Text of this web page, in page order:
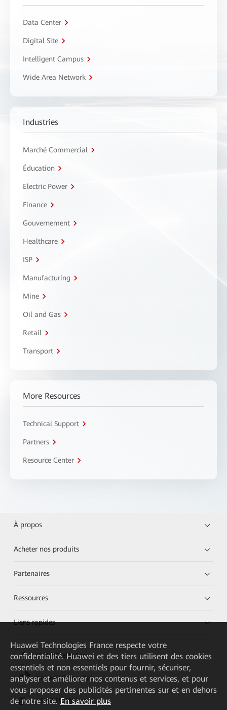
Data Center
Digital Site
Intelligent Campus
Wide Area Network
Industries
Marché Commercial
Éducation
Electric Power
Finance
Gouvernement
Healthcare
ISP
Manufacturing
Mine
Oil and Gas
Retail
Transport
More Resources
Technical Support
Partners
Resource Center
À propos
Acheter nos produits
Partenaires
Ressources
Liens rapides
HUAWEI eKit App
Huawei HiKnow App
HUAWEI eFly App
Huawei Technologies France respecte votre
confidentialité. Huawei et des tiers utilisent des cookies
essentiels et non essentiels pour fournir, sécuriser,
analyser et améliorer nos contenus et services, et pour
vous proposer des publicités pertinentes sur et en dehors
de notre site. En savoir plus